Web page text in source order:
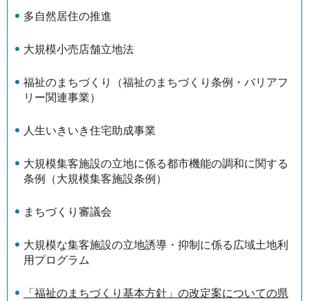
多自然居住の推進
大規模小売店舗立地法
福祉のまちづくり（福祉のまちづくり条例・バリアフ
リー関連事業）
人生いきいき住宅助成事業
大規模集客施設の立地に係る都市機能の調和に関する
条例（大規模集客施設条例）
まちづくり審議会
大規模な集客施設の立地誘導・抑制に係る広域土地利
用プログラム
「福祉のまちづくり基本方針」の改定案についての県